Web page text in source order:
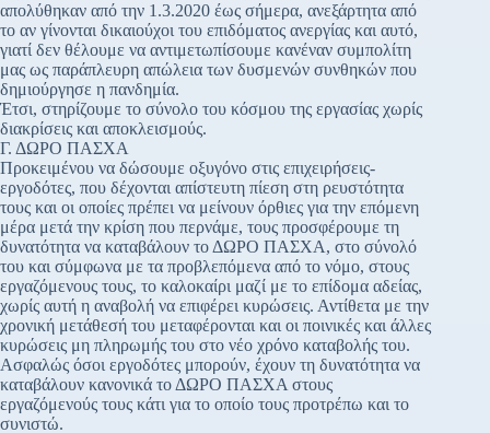
απολύθηκαν από την 1.3.2020 έως σήμερα, ανεξάρτητα από
το αν γίνονται δικαιούχοι του επιδόματος ανεργίας και αυτό,
γιατί δεν θέλουμε να αντιμετωπίσουμε κανέναν συμπολίτη
μας ως παράπλευρη απώλεια των δυσμενών συνθηκών που
δημιούργησε η πανδημία.
Έτσι, στηρίζουμε το σύνολο του κόσμου της εργασίας χωρίς
διακρίσεις και αποκλεισμούς.
Γ. ΔΩΡΟ ΠΑΣΧΑ
Προκειμένου να δώσουμε οξυγόνο στις επιχειρήσεις-
εργοδότες, που δέχονται απίστευτη πίεση στη ρευστότητα
τους και οι οποίες πρέπει να μείνουν όρθιες για την επόμενη
μέρα μετά την κρίση που περνάμε, τους προσφέρουμε τη
δυνατότητα να καταβάλουν το ΔΩΡΟ ΠΑΣΧΑ, στο σύνολό
του και σύμφωνα με τα προβλεπόμενα από το νόμο, στους
εργαζόμενους τους, το καλοκαίρι μαζί με το επίδομα αδείας,
χωρίς αυτή η αναβολή να επιφέρει κυρώσεις. Αντίθετα με την
χρονική μετάθεσή του μεταφέρονται και οι ποινικές και άλλες
κυρώσεις μη πληρωμής του στο νέο χρόνο καταβολής του.
Ασφαλώς όσοι εργοδότες μπορούν, έχουν τη δυνατότητα να
καταβάλουν κανονικά το ΔΩΡΟ ΠΑΣΧΑ στους
εργαζόμενούς τους κάτι για το οποίο τους προτρέπω και το
συνιστώ.